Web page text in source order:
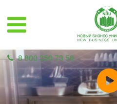
8 800 350 73 58